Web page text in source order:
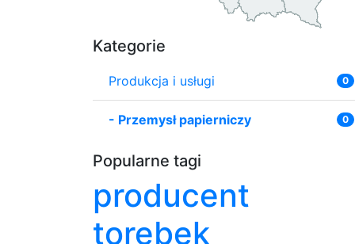
Kategorie
Produkcja i usługi 0
- Przemysł papierniczy 0
Popularne tagi
producent
torebek